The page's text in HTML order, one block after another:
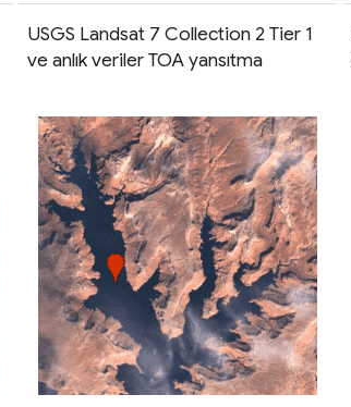
USGS Landsat 7 Collection 2 Tier 1
ve anlık veriler TOA yansıtma